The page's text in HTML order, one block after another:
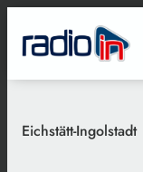
Eichstätt-Ingolstadt